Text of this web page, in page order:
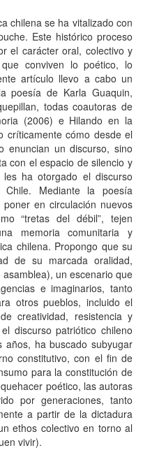
chilena se ha vitalizado con
Este histórico proceso
el carácter oral, colectivo y
conviven lo poético, lo
artículo llevo a cabo un
poesía de Karla Guaquin,
todas coautoras de
(2006) e Hilando en la
críticamente cómo desde el
enuncian un discurso, sino
con el espacio de silencio y
ha otorgado el discurso
Mediante la poesía
en circulación nuevos
“tretas del débil”, tejen
memoria comunitaria y
chilena. Propongo que su
de su marcada oralidad,
un escenario que
e imaginarios, tanto
otros pueblos, incluido el
creatividad, resistencia y
discurso patriótico chileno
años, ha buscado subyugar
constitutivo, con el fin de
para la constitución de
poético, las autoras
por generaciones, tanto
a partir de la dictadura
ethos colectivo en torno al
vivir).